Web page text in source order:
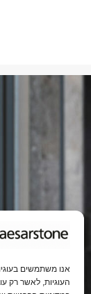
אנו משתמשים
העוגיות, לאשר רק